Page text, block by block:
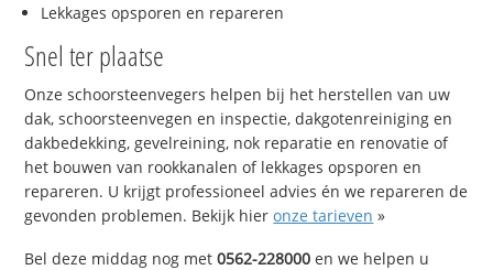
Lekkages opsporen en repareren
Snel ter plaatse
Onze schoorsteenvegers helpen bij het herstellen van uw
dak, schoorsteenvegen en inspectie, dakgotenreiniging en
dakbedekking, gevelreining, nok reparatie en renovatie of
het bouwen van rookkanalen of lekkages opsporen en
repareren. U krijgt professioneel advies én we repareren de
gevonden problemen. Bekijk hieronze tarieven »
Bel deze middag nog met0562-228000 en we helpen u